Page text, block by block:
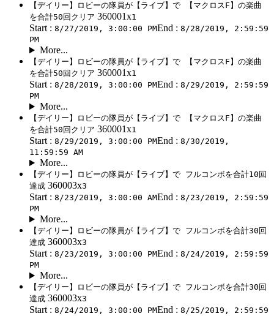
【デイリー】ロビーの隊員が【ライブ】で 【マクロスF】の楽曲
を合計50回クリア 360001x1
Start : 8/27/2019, 3:00:00 PMEnd : 8/28/2019, 2:59:59
PM
More...
【デイリー】ロビーの隊員が【ライブ】で 【マクロスF】の楽曲
を合計50回クリア 360001x1
Start : 8/28/2019, 3:00:00 PMEnd : 8/29/2019, 2:59:59
PM
More...
【デイリー】ロビーの隊員が【ライブ】で 【マクロスF】の楽曲
を合計50回クリア 360001x1
Start : 8/29/2019, 3:00:00 PMEnd : 8/30/2019,
11:59:59 AM
More...
【デイリー】ロビーの隊員が【ライブ】で フルコンボを合計10回
達成 360003x3
Start : 8/23/2019, 3:00:00 AMEnd : 8/23/2019, 2:59:59
PM
More...
【デイリー】ロビーの隊員が【ライブ】で フルコンボを合計30回
達成 360003x3
Start : 8/23/2019, 3:00:00 PMEnd : 8/24/2019, 2:59:59
PM
More...
【デイリー】ロビーの隊員が【ライブ】で フルコンボを合計30回
達成 360003x3
Start : 8/24/2019, 3:00:00 PMEnd : 8/25/2019, 2:59:59